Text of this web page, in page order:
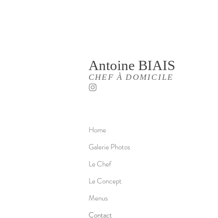
Antoine BIAIS
CHEF À DOMICILE
Home
Galerie Photos
Le Chef
Le Concept
Menus
Contact